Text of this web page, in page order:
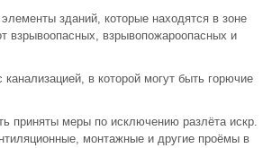
зданий, которые находятся в зоне
взрывоопасных, взрывопожароопасных и
в которой могут быть горючие
приняты меры по исключению разлёта искр.
монтажные и другие проёмы в